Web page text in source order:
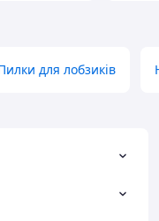
для лобзиків